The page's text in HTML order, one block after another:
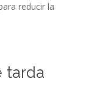
reducir la
tarda